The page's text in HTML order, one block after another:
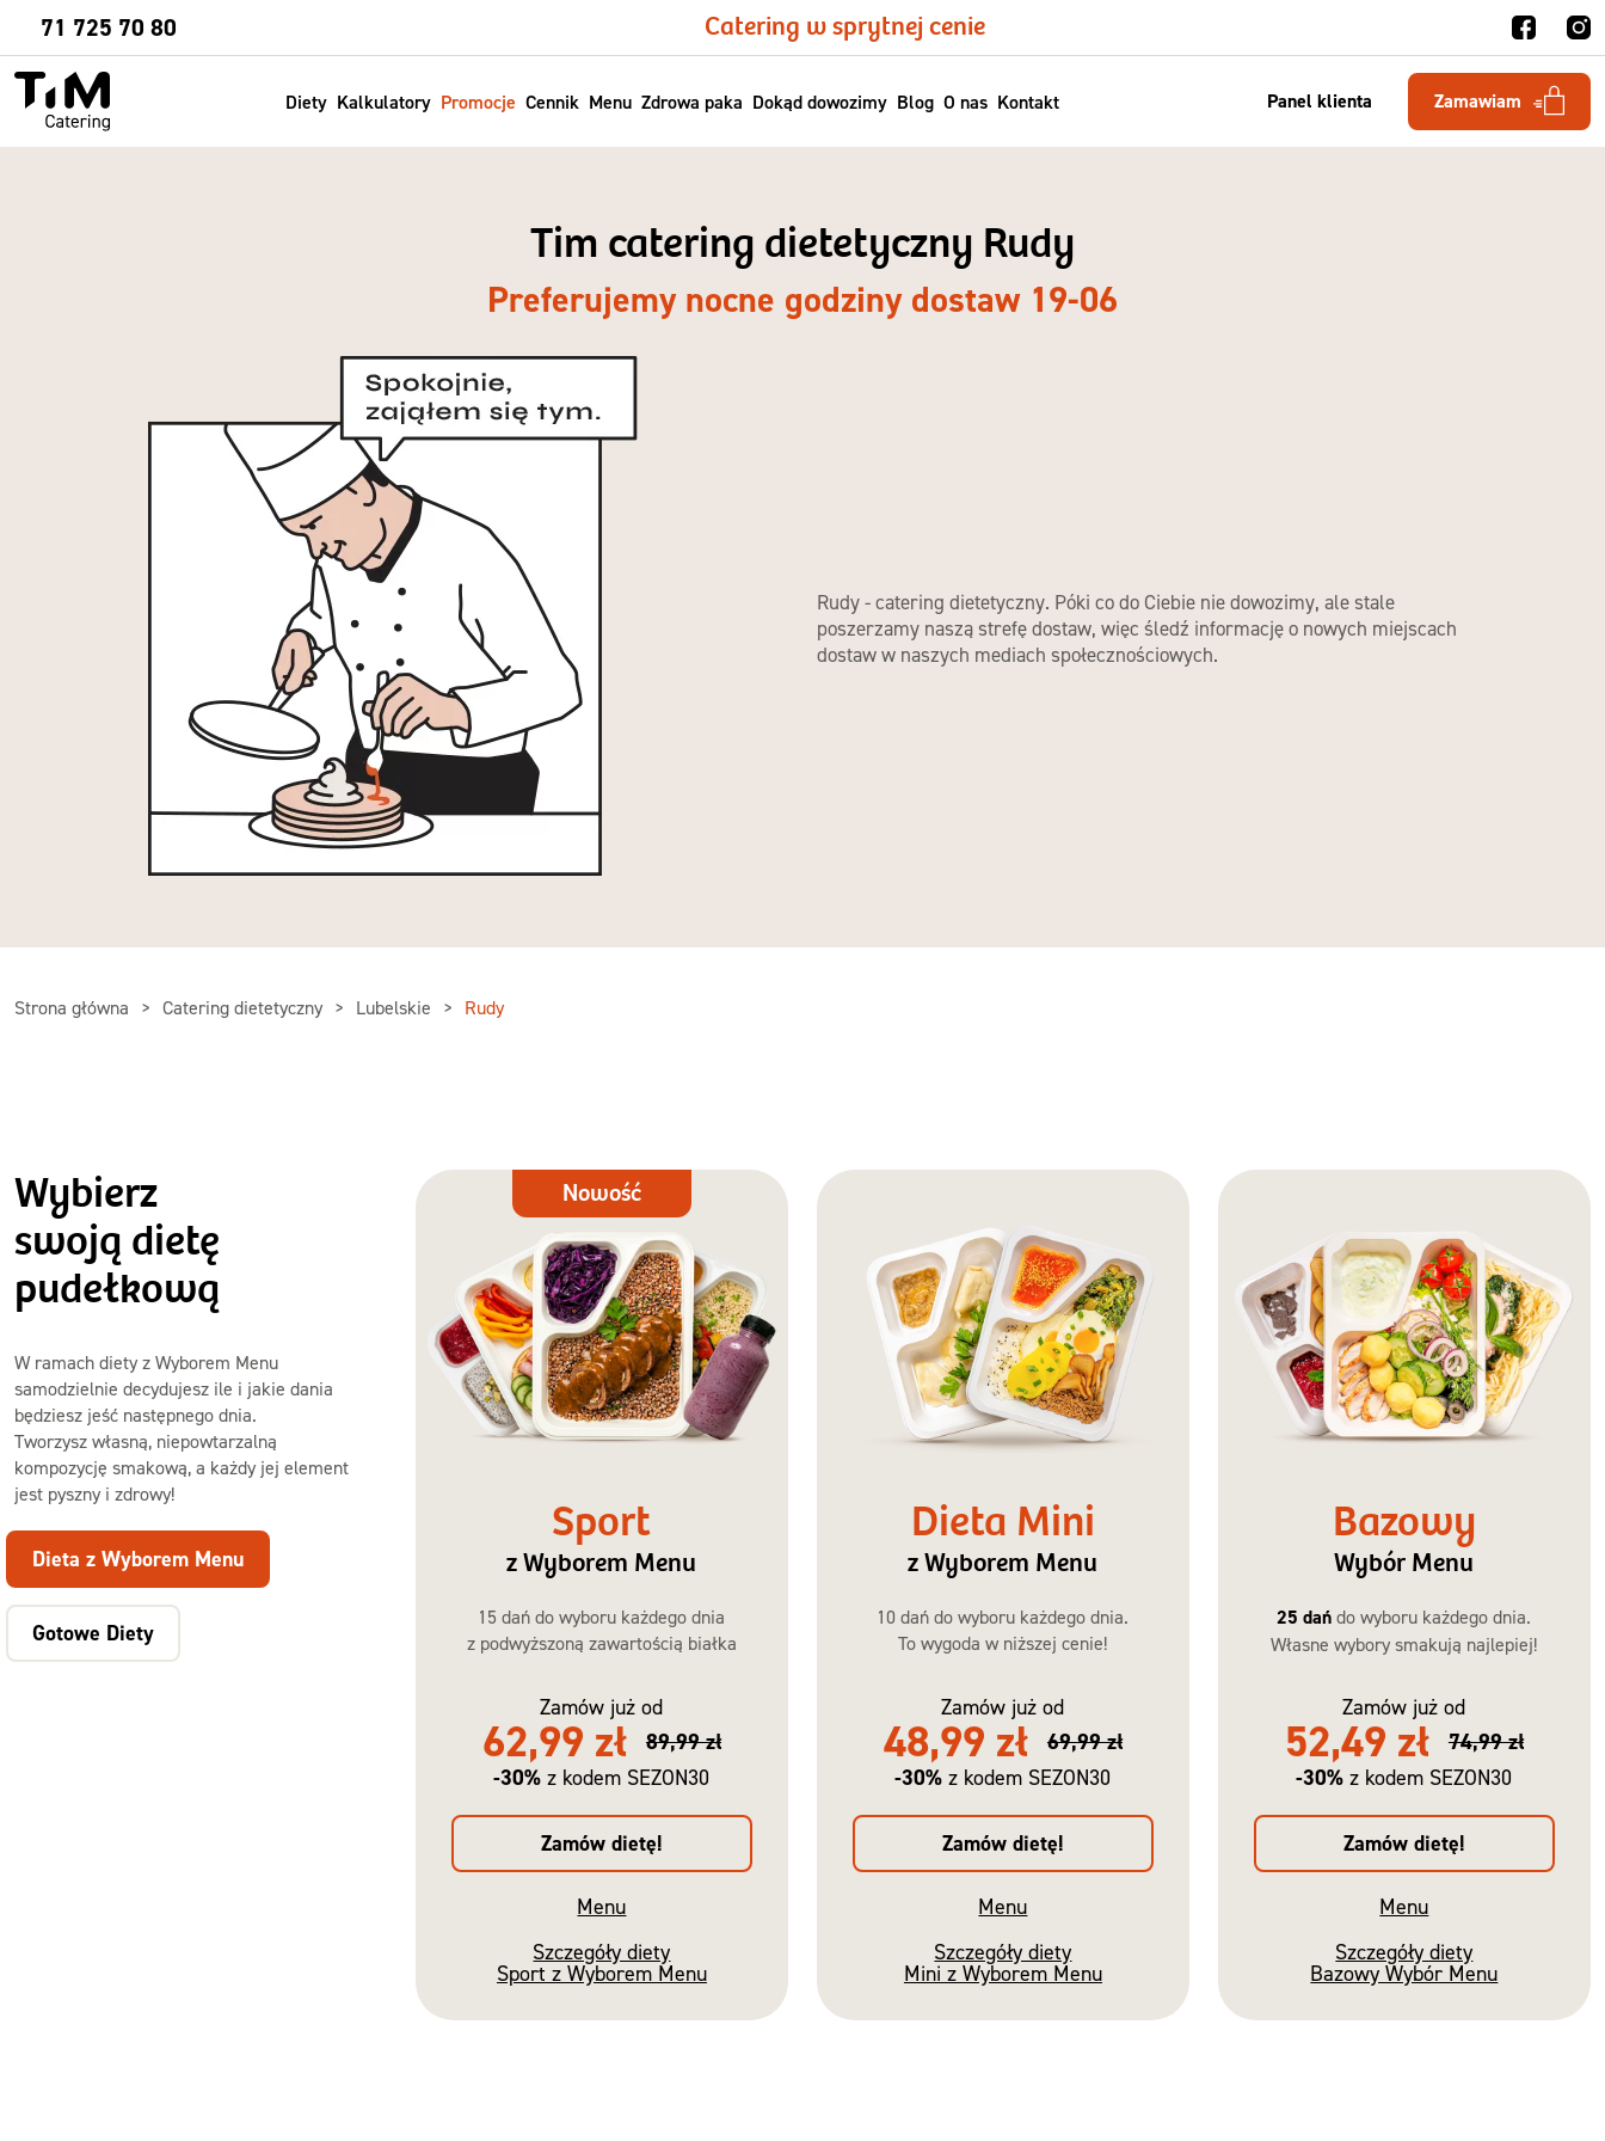
71 725 70 80 Catering w sprytnej cenie
Panel klienta Zamawiam
Diety Kalkulatory Promocje Cennik Menu Zdrowa paka Dokąd dowozimy Blog O nas Kontakt
Sprawdź
Tim catering dietetyczny Rudy
Preferujemy nocne godziny dostaw 19-06
Rudy - catering dietetyczny. Póki co do Ciebie nie dowozimy, ale stale
poszerzamy naszą strefę dostaw, więc śledź informację o nowych miejscach
dostaw w naszych mediach społecznościowych.
Strona główna Catering dietetyczny Lubelskie Rudy
Wybierz
swoją dietę
pudełkową
W ramach diety z Wyborem Menu
samodzielnie decydujesz ile i jakie dania
będziesz jeść następnego dnia.
Tworzysz własną, niepowtarzalną
kompozycję smakową, a każdy jej element
jest pyszny i zdrowy!
Dieta z Wyborem Menu
Gotowe Diety
Dieta
Nowość
Sport
z Wyborem Menu
15 dań do wyboru każdego dnia
z podwyższoną zawartością białka
Zamów już od
62,99 zł
89,99 zł
-30% z kodem SEZON30
Zamów dietę!
Menu
Szczegóły diety
Sport z Wyborem Menu
Dieta Mini
z Wyborem Menu
10 dań do wyboru każdego dnia.
To wygoda w niższej cenie!
Zamów już od
48,99 zł
69,99 zł
-30% z kodem SEZON30
Zamów dietę!
Menu
Szczegóły diety
Mini z Wyborem Menu
Bazowy
Wybór Menu
25 dań do wyboru każdego dnia.
Własne wybory smakują najlepiej!
Zamów już od
52,49 zł
74,99 zł
-30% z kodem SEZON30
Zamów dietę!
Menu
Szczegóły diety
Bazowy Wybór Menu